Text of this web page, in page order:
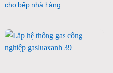
cho bếp nhà hàng